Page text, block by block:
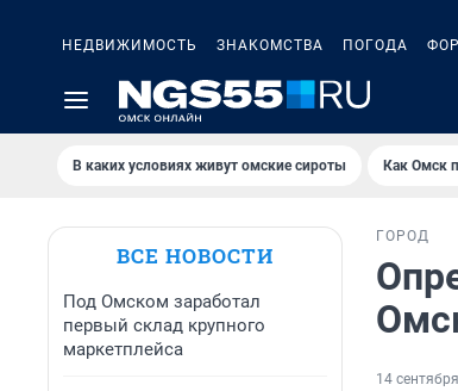
НЕДВИЖИМОСТЬ ЗНАКОМСТВА ПОГОДА
В каких условиях живут омские сироты Как Омск
ВСЕ НОВОСТИ
Под Омском заработал
первый склад крупного
маркетплейса
ГОРОД
14